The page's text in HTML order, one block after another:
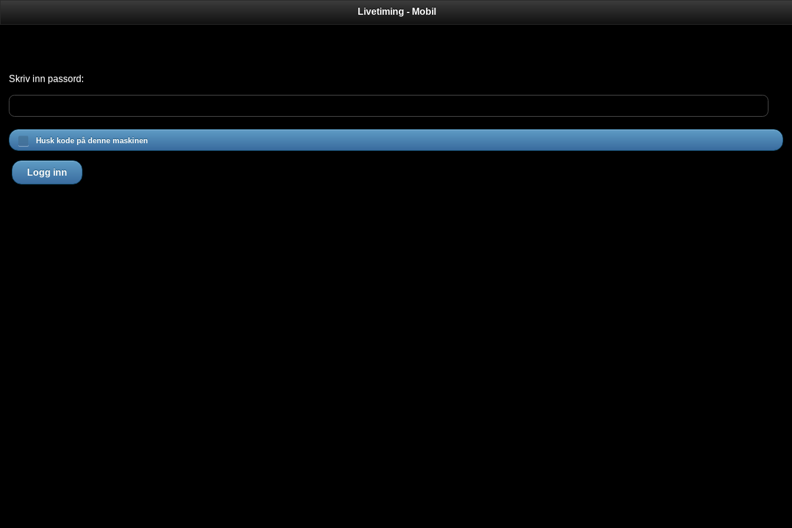
Livetiming - Mobil
Skriv inn passord:
Husk kode på denne maskinen
Logg inn